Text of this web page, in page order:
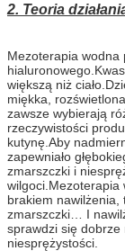
2. Teoria
Mezoterapia wodna
większą niż
miękka,
zawsze wybierają
rzeczywistości
kutynę.Aby
zapewniało
zmarszczki i
wilgoci.Mezoterapia
brakiem nawilżenia,
zmarszczki… I
sprawdzi się dobrze
niesprężystości.